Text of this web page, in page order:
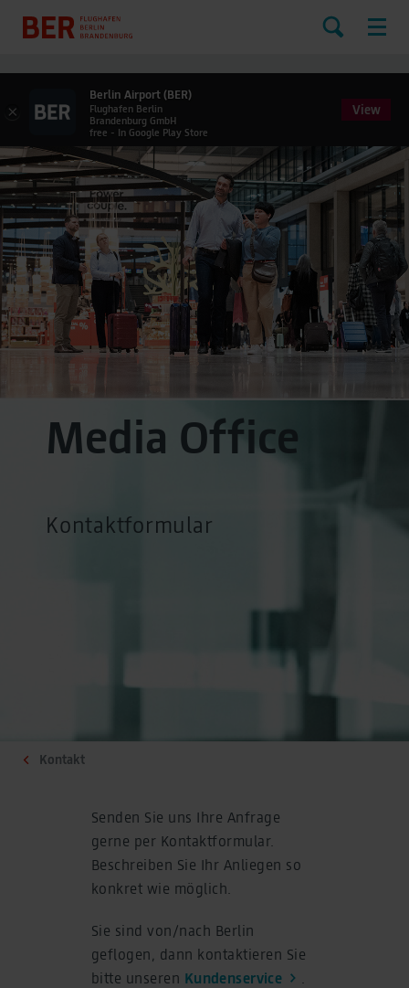
Media Office
Kontaktformular
Kontakt
Senden Sie uns Ihre Anfrage
gerne per Kontaktformular.
Beschreiben Sie Ihr Anliegen so
konkret wie möglich.
Sie sind von/nach Berlin
geflogen, dann kontaktieren Sie
bitte unseren Kundenservice
×
Berlin Airport (BER)
Flughafen Berlin
Brandenburg GmbH
free - In Google Play Store
View